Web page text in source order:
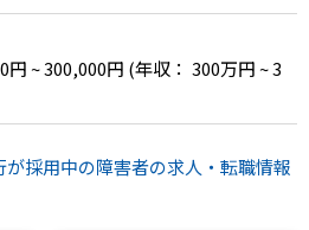
円 ~ 300,000円 (年収： 300万円 ~ 3
採用中の障害者の求人・転職情報